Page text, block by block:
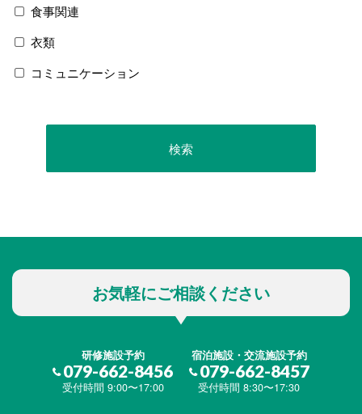
食事関連
衣類
コミュニケーション
お気軽にご相談ください
研修施設予約
079-662-8456
受付時間 9:00〜17:00
宿泊施設・交流施設予約
079-662-8457
受付時間 8:30〜17:30